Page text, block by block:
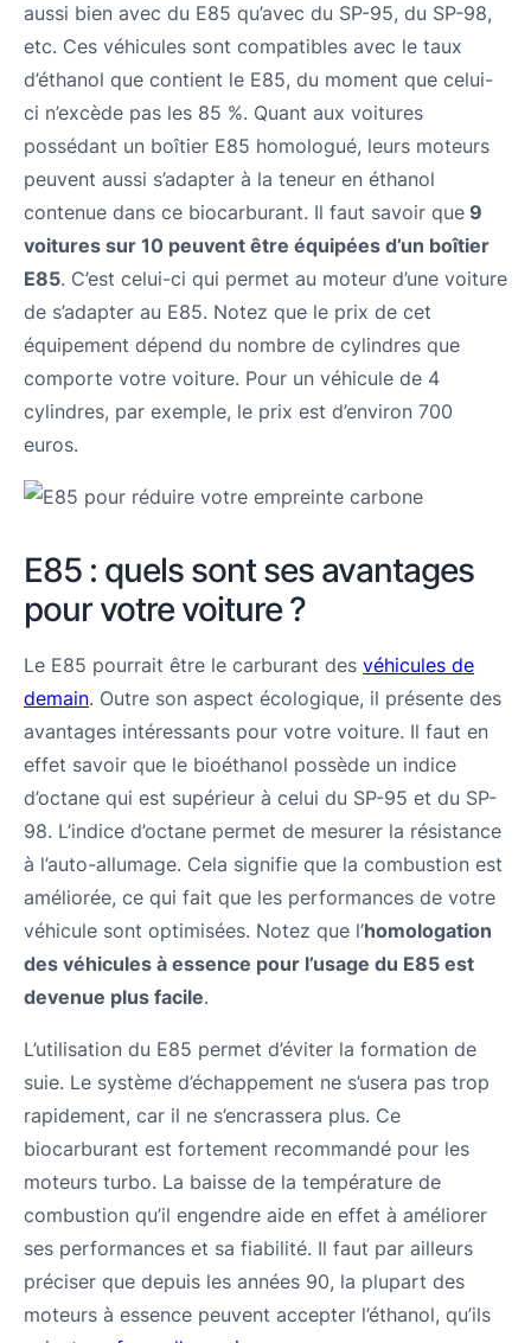
aussi bien avec du E85 qu’avec du SP-95, du SP-98,
etc. Ces véhicules sont compatibles avec le taux
d’éthanol que contient le E85, du moment que celui-
ci n’excède pas les 85 %. Quant aux voitures
possédant un boîtier E85 homologué, leurs moteurs
peuvent aussi s’adapter à la teneur en éthanol
contenue dans ce biocarburant. Il faut savoir que 9
voitures sur 10 peuvent être équipées d’un boîtier
E85. C’est celui-ci qui permet au moteur d’une voiture
de s’adapter au E85. Notez que le prix de cet
équipement dépend du nombre de cylindres que
comporte votre voiture. Pour un véhicule de 4
cylindres, par exemple, le prix est d’environ 700
euros.
E85 : quels sont ses avantages
pour votre voiture ?
Le E85 pourrait être le carburant des véhicules de
demain. Outre son aspect écologique, il présente des
avantages intéressants pour votre voiture. Il faut en
effet savoir que le bioéthanol possède un indice
d’octane qui est supérieur à celui du SP-95 et du SP-
98. L’indice d’octane permet de mesurer la résistance
à l’auto-allumage. Cela signifie que la combustion est
améliorée, ce qui fait que les performances de votre
véhicule sont optimisées. Notez que l’homologation
des véhicules à essence pour l’usage du E85 est
devenue plus facile.
L’utilisation du E85 permet d’éviter la formation de
suie. Le système d’échappement ne s’usera pas trop
rapidement, car il ne s’encrassera plus. Ce
biocarburant est fortement recommandé pour les
moteurs turbo. La baisse de la température de
combustion qu’il engendre aide en effet à améliorer
ses performances et sa fiabilité. Il faut par ailleurs
préciser que depuis les années 90, la plupart des
moteurs à essence peuvent accepter l’éthanol, qu’ils